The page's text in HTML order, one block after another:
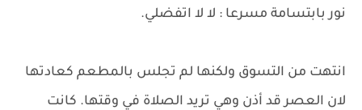
نور بابتسامة مسرعا : لا لا اتفضلي.
انتهت من التسوق ولكنها لم تجلس بالمطعم كعادتها
لان العصر قد أذن وهي تريد الصلاة في وقتها. كانت